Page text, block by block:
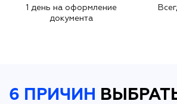
1 день на оформление
документа
6 ПРИЧИН